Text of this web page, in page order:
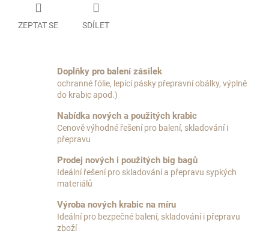
ZEPTAT SE SDÍLET
Doplňky pro balení zásilek
ochranné fólie, lepící pásky přepravní obálky, výplně
do krabic apod.)
Nabídka nových a použitých krabic
Cenově výhodné řešení pro balení, skladování i
přepravu
Prodej nových i použitých big bagů
Ideální řešení pro skladování a přepravu sypkých
materiálů
Výroba nových krabic na míru
Ideální pro bezpečné balení, skladování i přepravu
zboží